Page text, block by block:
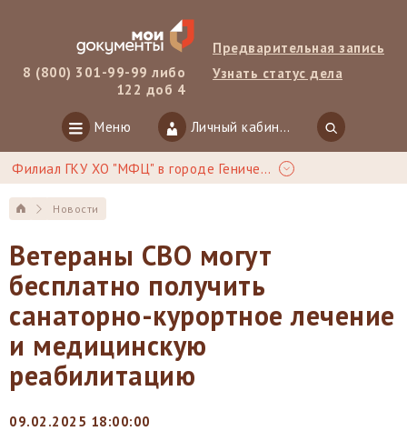
8 (800) 301-99-99 либо
122 доб 4
Предварительная запись
Узнать статус дела
Меню Личный кабинет
Филиал ГКУ ХО "МФЦ" в городе Геническ
Новости
Ветераны СВО могут
бесплатно получить
санаторно-курортное лечение
и медицинскую
реабилитацию
09.02.2025 18:00:00